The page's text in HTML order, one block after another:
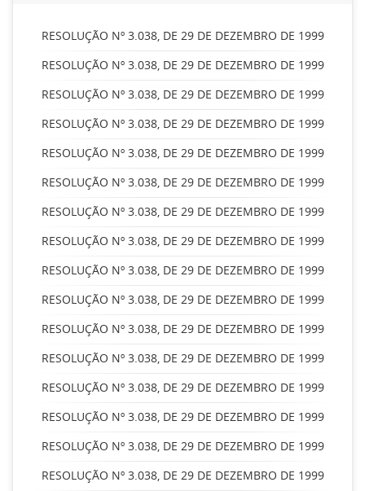
RESOLUÇÃO Nº 3.038, DE 29 DE DEZEMBRO DE 1999
RESOLUÇÃO Nº 3.038, DE 29 DE DEZEMBRO DE 1999
RESOLUÇÃO Nº 3.038, DE 29 DE DEZEMBRO DE 1999
RESOLUÇÃO Nº 3.038, DE 29 DE DEZEMBRO DE 1999
RESOLUÇÃO Nº 3.038, DE 29 DE DEZEMBRO DE 1999
RESOLUÇÃO Nº 3.038, DE 29 DE DEZEMBRO DE 1999
RESOLUÇÃO Nº 3.038, DE 29 DE DEZEMBRO DE 1999
RESOLUÇÃO Nº 3.038, DE 29 DE DEZEMBRO DE 1999
RESOLUÇÃO Nº 3.038, DE 29 DE DEZEMBRO DE 1999
RESOLUÇÃO Nº 3.038, DE 29 DE DEZEMBRO DE 1999
RESOLUÇÃO Nº 3.038, DE 29 DE DEZEMBRO DE 1999
RESOLUÇÃO Nº 3.038, DE 29 DE DEZEMBRO DE 1999
RESOLUÇÃO Nº 3.038, DE 29 DE DEZEMBRO DE 1999
RESOLUÇÃO Nº 3.038, DE 29 DE DEZEMBRO DE 1999
RESOLUÇÃO Nº 3.038, DE 29 DE DEZEMBRO DE 1999
RESOLUÇÃO Nº 3.038, DE 29 DE DEZEMBRO DE 1999